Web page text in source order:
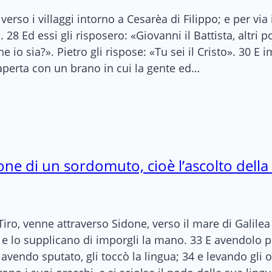
i villaggi intorno a Cesarèa di Filippo; e per
Ed essi gli risposero: «Giovanni il Battista, altri
io sia?». Pietro gli rispose: «Tu sei il Cristo». 30 E
con un brano in cui la gente ed…
di un sordomuto, cioè l’ascolto
venne attraverso Sidone, verso il mare di
lo supplicano di imporgli la mano. 33 E avendolo
sputato, gli toccò la lingua; 34 e levando gli